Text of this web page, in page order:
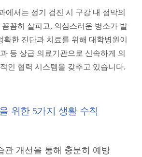
에서는 정기 검진 시 구강 내 점막의
꼼꼼히 살피고, 의심스러운 병소가 발
확한 진단과 치료를 위해 대학병원이
등 상급 의료기관으로 신속하게 의
인 협력 시스템을 갖추고 있습니다.
위한 5가지 생활 수칙
관 개선을 통해 충분히 예방